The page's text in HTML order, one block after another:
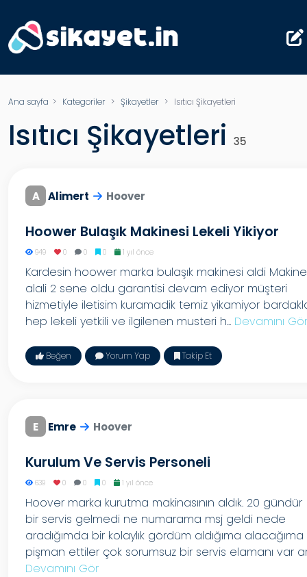
Ana sayfa > Kategoriler> Şikayetler> Isıtıcı Şikayetleri
Isıtıcı Şikayetleri 35
A Alimert Hoover
Hoower Bulaşık Makinesi Lekeli Yikiyor
949 0 0 0 1 yıl önce
Kardesin hoower marka bulaşık makinesi aldi
alali 2 sene oldu garantisi devam ediyor müşteri
hizmetiyle iletisim kuramadik temiz yikamiyor
hep lekeli yetkili ve ilgilenen musteri h... Devamını Gör
Beğen Yorum Yap Takip Et
E Emre Hoover
Kurulum Ve Servis Personeli
639 0 0 0 1 yıl önce
Hoover marka kurutma makinasının aldık. 20 gündür
bir servis gelmedi ne numarama msj geldi nede
aradığımda bir kolaylık gördüm aldığıma alacağıma
pişman ettiler çok sorumsuz bir servis elamanı var
Devamını Gör